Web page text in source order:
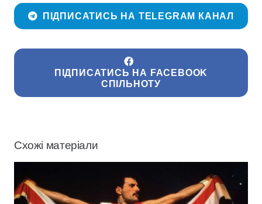
ПІДПИСАТИСЬ НА TELEGRAM КАНАЛ
ПІДПИСАТИСЬ НА FACEBOOK
СПІЛЬНОТУ
Схожі матеріали